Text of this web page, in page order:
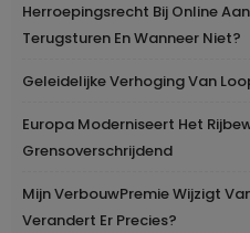
Herroepingsrecht Bij Online
Terugsturen En Wanneer Niet?
Geleidelijke Verhoging Van
Europa Moderniseert Het
Grensoverschrijdend
Mijn VerbouwPremie Wijzigt
Verandert Er Precies?